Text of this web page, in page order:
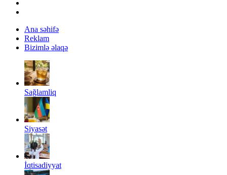
Ana səhifə
Reklam
Bizimlə əlaqə
Sağlamliq
Siyasət
İqtisadiyyat